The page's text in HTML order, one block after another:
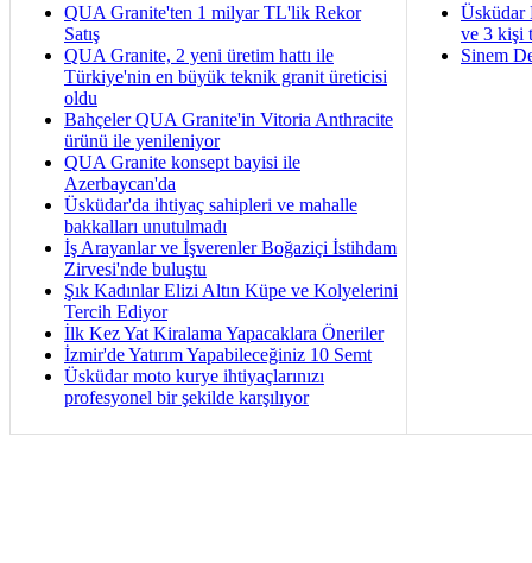
QUA Granite'ten 1 milyar TL'lik Rekor
Satış
QUA Granite, 2 yeni üretim hattı ile
Türkiye'nin en büyük teknik granit üreticisi
oldu
Bahçeler QUA Granite'in Vitoria Anthracite
ürünü ile yenileniyor
QUA Granite konsept bayisi ile
Azerbaycan'da
Üsküdar'da ihtiyaç sahipleri ve mahalle
bakkalları unutulmadı
İş Arayanlar ve İşverenler Boğaziçi İstihdam
Zirvesi'nde buluştu
Şık Kadınlar Elizi Altın Küpe ve Kolyelerini
Tercih Ediyor
İlk Kez Yat Kiralama Yapacaklara Öneriler
İzmir'de Yatırım Yapabileceğiniz 10 Semt
Üsküdar moto kurye ihtiyaçlarınızı
profesyonel bir şekilde karşılıyor
Üsküdar
ve 3 kişi
Sinem